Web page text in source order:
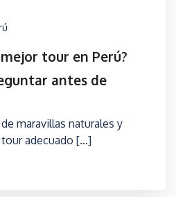
tour en Perú?
antes de
maravillas naturales y
adecuado […]